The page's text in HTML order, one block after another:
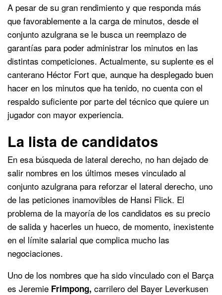
A pesar de su gran rendimiento y que responda más
que favorablemente a la carga de minutos, desde el
conjunto azulgrana se le busca un reemplazo de
garantías para poder administrar los minutos en las
distintas competiciones. Actualmente, su suplente es el
canterano Héctor Fort que, aunque ha desplegado buen
hacer en los minutos que ha tenido, no cuenta con el
respaldo suficiente por parte del técnico que quiere un
jugador con mayor experiencia.
La lista de candidatos
En esa búsqueda de lateral derecho, no han dejado de
salir nombres en los últimos meses vinculado al
conjunto azulgrana para reforzar el lateral derecho, uno
de las peticiones inamovibles de Hansi Flick. El
problema de la mayoría de los candidatos es su precio
de salida y hacerles un hueco, de momento, inexistente
en el límite salarial que complica mucho las
negociaciones.
Uno de los nombres que ha sido vinculado con el Barça
es Jeremie Frimpong, carrilero del Bayer Leverkusen